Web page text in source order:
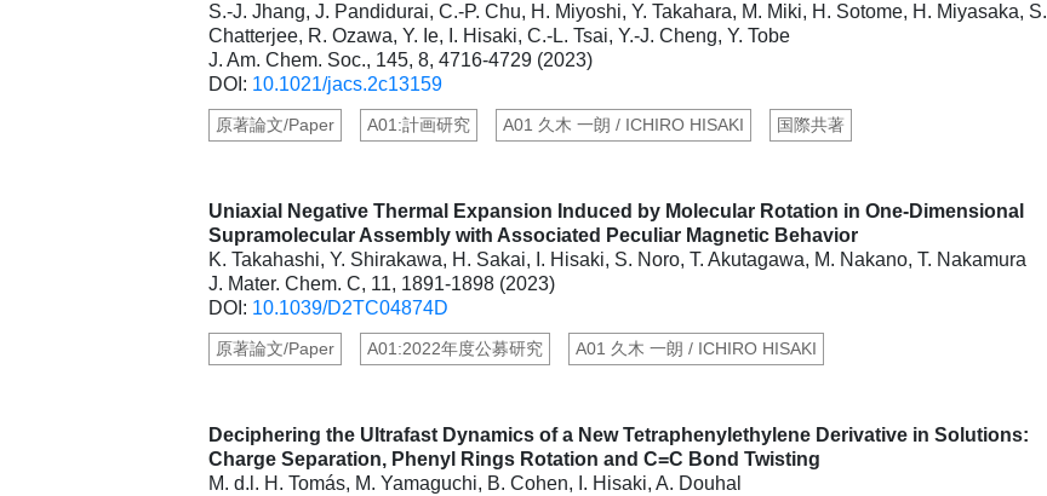
S.-J. Jhang, J. Pandidurai, C.-P. Chu, H. Miyoshi, Y. Takahara, M. Miki, H. Sotome, H. Miyasaka, S.
Chatterjee, R. Ozawa, Y. Ie, I. Hisaki, C.-L. Tsai, Y.-J. Cheng, Y. Tobe
J. Am. Chem. Soc., 145, 8, 4716-4729 (2023)
DOI: 10.1021/jacs.2c13159
原著論文/Paper A01:計画研究 A01 久木 一朗 / ICHIRO HISAKI 国際共著
Uniaxial Negative Thermal Expansion Induced by Molecular Rotation in One-Dimensional
Supramolecular Assembly with Associated Peculiar Magnetic Behavior
K. Takahashi, Y. Shirakawa, H. Sakai, I. Hisaki, S. Noro, T. Akutagawa, M. Nakano, T. Nakamura
J. Mater. Chem. C, 11, 1891-1898 (2023)
DOI: 10.1039/D2TC04874D
原著論文/Paper A01:2022年度公募研究 A01 久木 一朗 / ICHIRO HISAKI
Deciphering the Ultrafast Dynamics of a New Tetraphenylethylene Derivative in Solutions:
Charge Separation, Phenyl Rings Rotation and C=C Bond Twisting
M. d.l. H. Tomás, M. Yamaguchi, B. Cohen, I. Hisaki, A. Douhal